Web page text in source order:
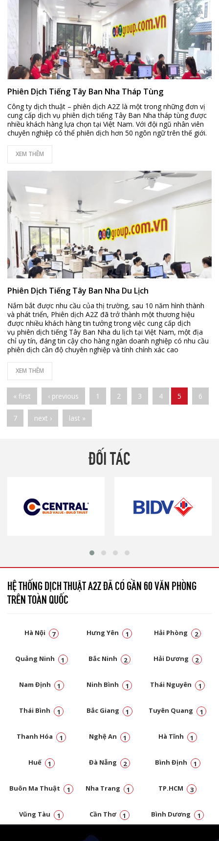
Phiên Dịch Tiếng Tây Ban Nha Tháp Tùng
Công ty dịch thuật – phiên dịch A2Z là một trong những đơn vị
cung cấp dịch vụ phiên dịch tiếng Tây Ban Nha tháp tùng được
nhiều khách hàng lựa chọn tại Việt Nam. Với đội ngũ nhân viên
chuyên nghiệp có thể phiên dịch hơn 50 ngôn ngữ trên thế giới.
XEM THÊM
Phiên Dịch Tiếng Tây Ban Nha Du Lịch
Nắm bắt được nhu cầu của thị trường, sau 10 năm hình thành
và phát triển, Phiên dịch A2Z đã trở thành một thương hiệu
được nhiều khách hàng tin tưởng trong việc cung cấp dịch
vụ phiên dịch tiếng Tây Ban Nha du lịch tại Việt Nam, một địa
chỉ uy tín, đáng tin cậy cho hàng ngàn doanh nghiệp có nhu cầu
phiên dịch cần độ chuyên nghiệp và tính chính xác cao
XEM THÊM
Pages
« first ‹ previous 1 2 3 4 5 6
7 next › last »
ĐỐI TÁC
HỆ THỐNG DỊCH THUẬT A2Z ĐÃ CÓ GẦN 60 VĂN PHÒNG
TRÊN TOÀN QUỐC
Hà Nội 7 Hưng Yên 1 Hải Phòng 2
Quảng Ninh 1 Bắc Ninh 2 Hải Dương 2
Nam Định 1 Ninh Bình 1 Thái Nguyên 1
Thái Bình 1 Bắc Giang 1 Tuyên Quang 1
Thanh Hóa 1 Nghệ An 1 Hà Tĩnh 1
Huế 1 Đà Nẵng 2 Bình Định 1
Buôn Ma Thuật 1 Nha Trang 1 TP.HCM 3
Vũng Tàu 1 Cần Thơ 1 Bình Dương 1